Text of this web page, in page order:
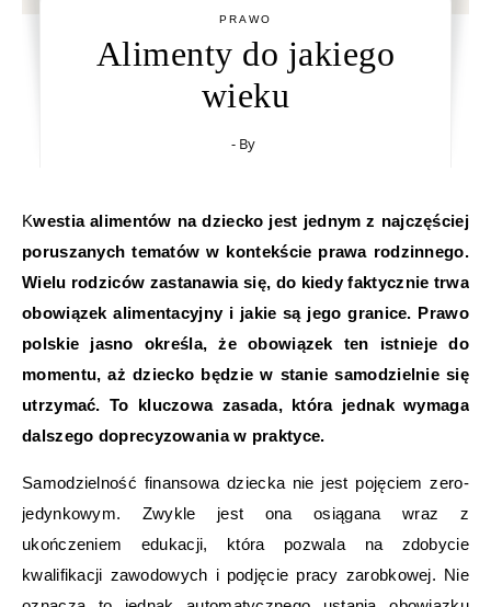
PRAWO
Alimenty do jakiego
wieku
- By
Kwestia alimentów na dziecko jest jednym z najczęściej
poruszanych tematów w kontekście prawa rodzinnego.
Wielu rodziców zastanawia się, do kiedy faktycznie trwa
obowiązek alimentacyjny i jakie są jego granice. Prawo
polskie jasno określa, że obowiązek ten istnieje do
momentu, aż dziecko będzie w stanie samodzielnie się
utrzymać. To kluczowa zasada, która jednak wymaga
dalszego doprecyzowania w praktyce.
Samodzielność finansowa dziecka nie jest pojęciem zero-
jedynkowym. Zwykle jest ona osiągana wraz z
ukończeniem edukacji, która pozwala na zdobycie
kwalifikacji zawodowych i podjęcie pracy zarobkowej. Nie